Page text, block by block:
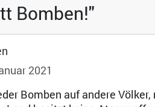
Bomben!"
2021
Bomben auf andere